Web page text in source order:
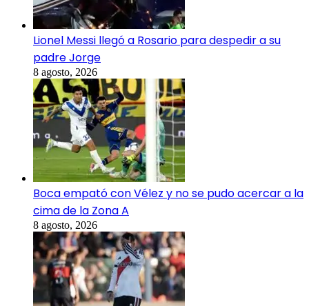
Lionel Messi llegó a Rosario para despedir a su
padre Jorge
8 agosto, 2026
Boca empató con Vélez y no se pudo acercar a la
cima de la Zona A
8 agosto, 2026